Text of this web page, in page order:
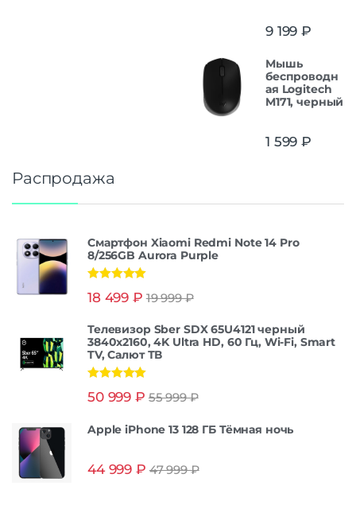
9 199 ₽
Мышь
беспроводн
ая Logitech
M171, черный
1 599 ₽
Распродажа
Смартфон Xiaomi Redmi Note 14 Pro
8/256GB Aurora Purple
из 5
18 499 ₽ 19 999₽
Телевизор Sber SDX 65U4121 черный
3840x2160, 4K Ultra HD, 60 Гц, Wi-Fi, Smart
TV, Салют ТВ
из 5
50 999 ₽ 55 999₽
Apple iPhone 13 128 ГБ Тёмная ночь
44 999 ₽ 47 999₽